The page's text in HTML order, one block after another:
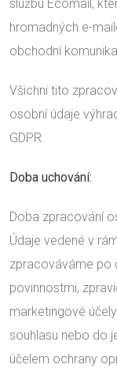
službu Ecomail,
hromadných e-
obchodní
Všichni tito
osobní údaje
GDPR.
Doba uchování:
Doba zpracování
Údaje vedené v
zpracováváme po
povinnostmi,
marketingové
souhlasu nebo do
účelem ochrany